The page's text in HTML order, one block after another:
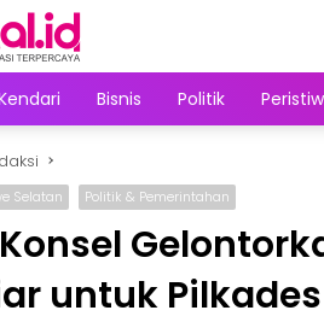
Bisnis Politik
Selatan Politik & Pemerintahan
untuk